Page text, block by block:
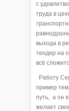
с
труда в
выхода в
тендер на
всё
Работу
пример
путь, а он
желает